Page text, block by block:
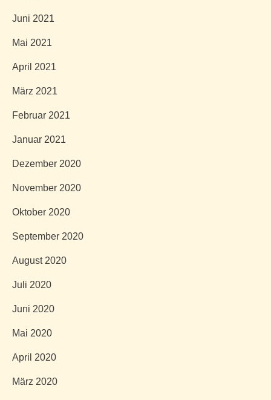
Juni 2021
Mai 2021
April 2021
März 2021
Februar 2021
Januar 2021
Dezember 2020
November 2020
Oktober 2020
September 2020
August 2020
Juli 2020
Juni 2020
Mai 2020
April 2020
März 2020